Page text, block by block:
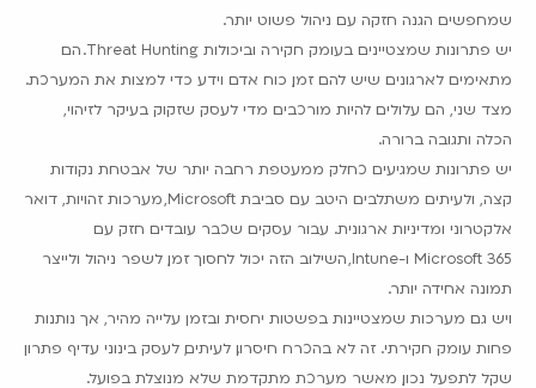
שמחפשים הגנה חזקה עם ניהול פשוט יותר.
יש פתרונות שמצטיינים בעומק חקירה וביכולות Threat Hunting. הם
מתאימים לארגונים שיש להם זמן, כוח אדם וידע כדי למצות את המערכת.
מצד שני, הם עלולים להיות מורכבים מדי לעסק שזקוק בעיקר לזיהוי,
הכלה ותגובה ברורה.
יש פתרונות שמגיעים כחלק ממעטפת רחבה יותר של אבטחת נקודות
קצה, ולעיתים משתלבים היטב עם סביבת Microsoft, מערכות זהויות, דואר
אלקטרוני ומדיניות ארגונית. עבור עסקים שכבר עובדים חזק עם
Microsoft 365 ו-Intune, השילוב הזה יכול לחסוך זמן, לשפר ניהול ולייצר
תמונה אחידה יותר.
ויש גם מערכות שמצטיינות בפשטות יחסית ובזמן עלייה מהיר, אך נותנות
פחות עומק חקירתי. זה לא בהכרח חיסרון. לעיתים, לעסק בינוני עדיף פתרון
שקל לתפעל נכון, מאשר מערכת מתקדמת שלא מנוצלת בפועל.